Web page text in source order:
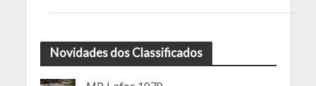
Novidades dos Classificados